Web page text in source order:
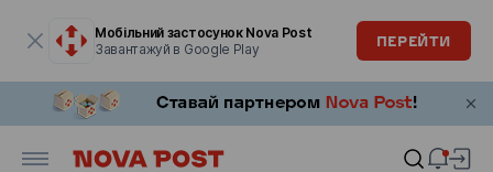
Мобільний застосунок Nova Post
Завантажуй в Google Play
ПЕРЕЙТИ